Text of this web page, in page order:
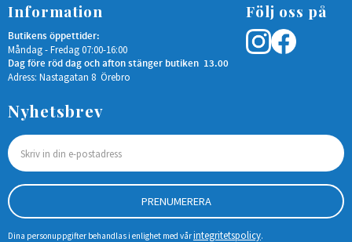
Information
Butikens öppettider:
Måndag - Fredag 07:00-16:00
Dag före röd dag och afton stänger butiken 13.00
Adress: Nastagatan 8 Örebro
Följ oss på
Nyhetsbrev
PRENUMERERA
Dina personuppgifter behandlas i enlighet med vårintegritetspolicy.